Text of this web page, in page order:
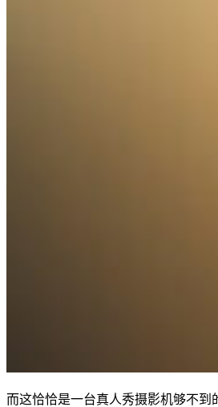
而这恰恰是一台真人秀摄影机够不到